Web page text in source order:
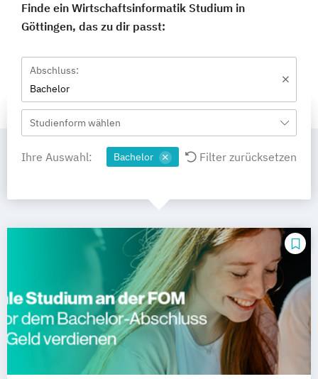
Finde ein Wirtschaftsinformatik Studium in
Göttingen, das zu dir passt:
Abschluss:
Bachelor
Studienform wählen
Ihre Auswahl: Bachelor Filter zurücksetzen